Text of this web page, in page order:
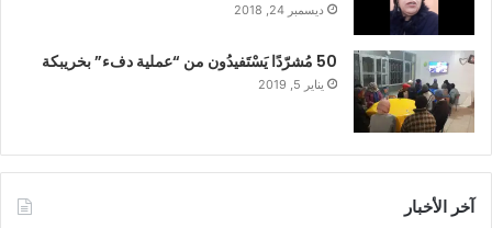
ديسمبر 24, 2018
50 مُشرّدًا يَسْتَفيدُون من “عملية دفء” بخريبكة
يناير 5, 2019
آخر الأخبار